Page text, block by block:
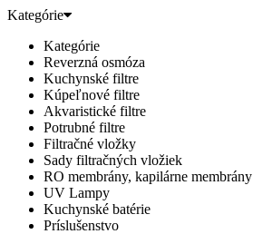
Kategórie
Kategórie
Reverzná osmóza
Kuchynské filtre
Kúpeľnové filtre
Akvaristické filtre
Potrubné filtre
Filtračné vložky
Sady filtračných vložiek
RO membrány, kapilárne membrány
UV Lampy
Kuchynské batérie
Príslušenstvo